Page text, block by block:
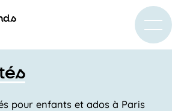
pour enfants et ados à Paris